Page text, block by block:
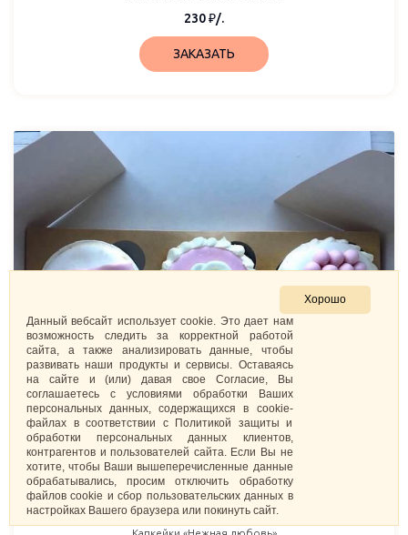
230₽/.
ЗАКАЗАТЬ
Капкейки «Нежная любовь»
Хорошо
Данный вебсайт использует cookie. Это дает нам
возможность следить за корректной работой
сайта, а также анализировать данные, чтобы
развивать наши продукты и сервисы. Оставаясь
на сайте и (или) давая свое Согласие, Вы
соглашаетесь с условиями обработки Ваших
персональных данных, содержащихся в cookie-
файлах в соответствии с Политикой защиты и
обработки персональных данных клиентов,
контрагентов и пользователей сайта. Если Вы не
хотите, чтобы Ваши вышеперечисленные данные
обрабатывались, просим отключить обработку
файлов cookie и сбор пользовательских данных в
настройках Вашего браузера или покинуть сайт.